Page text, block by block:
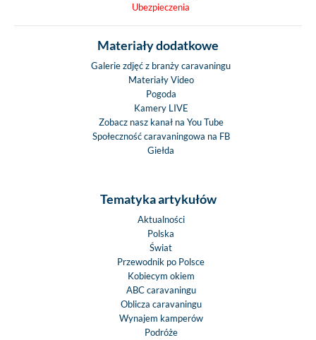
Ubezpieczenia
Materiały dodatkowe
Galerie zdjęć z branży caravaningu
Materiały Video
Pogoda
Kamery LIVE
Zobacz nasz kanał na You Tube
Społeczność caravaningowa na FB
Giełda
Tematyka artykułów
Aktualności
Polska
Świat
Przewodnik po Polsce
Kobiecym okiem
ABC caravaningu
Oblicza caravaningu
Wynajem kamperów
Podróże